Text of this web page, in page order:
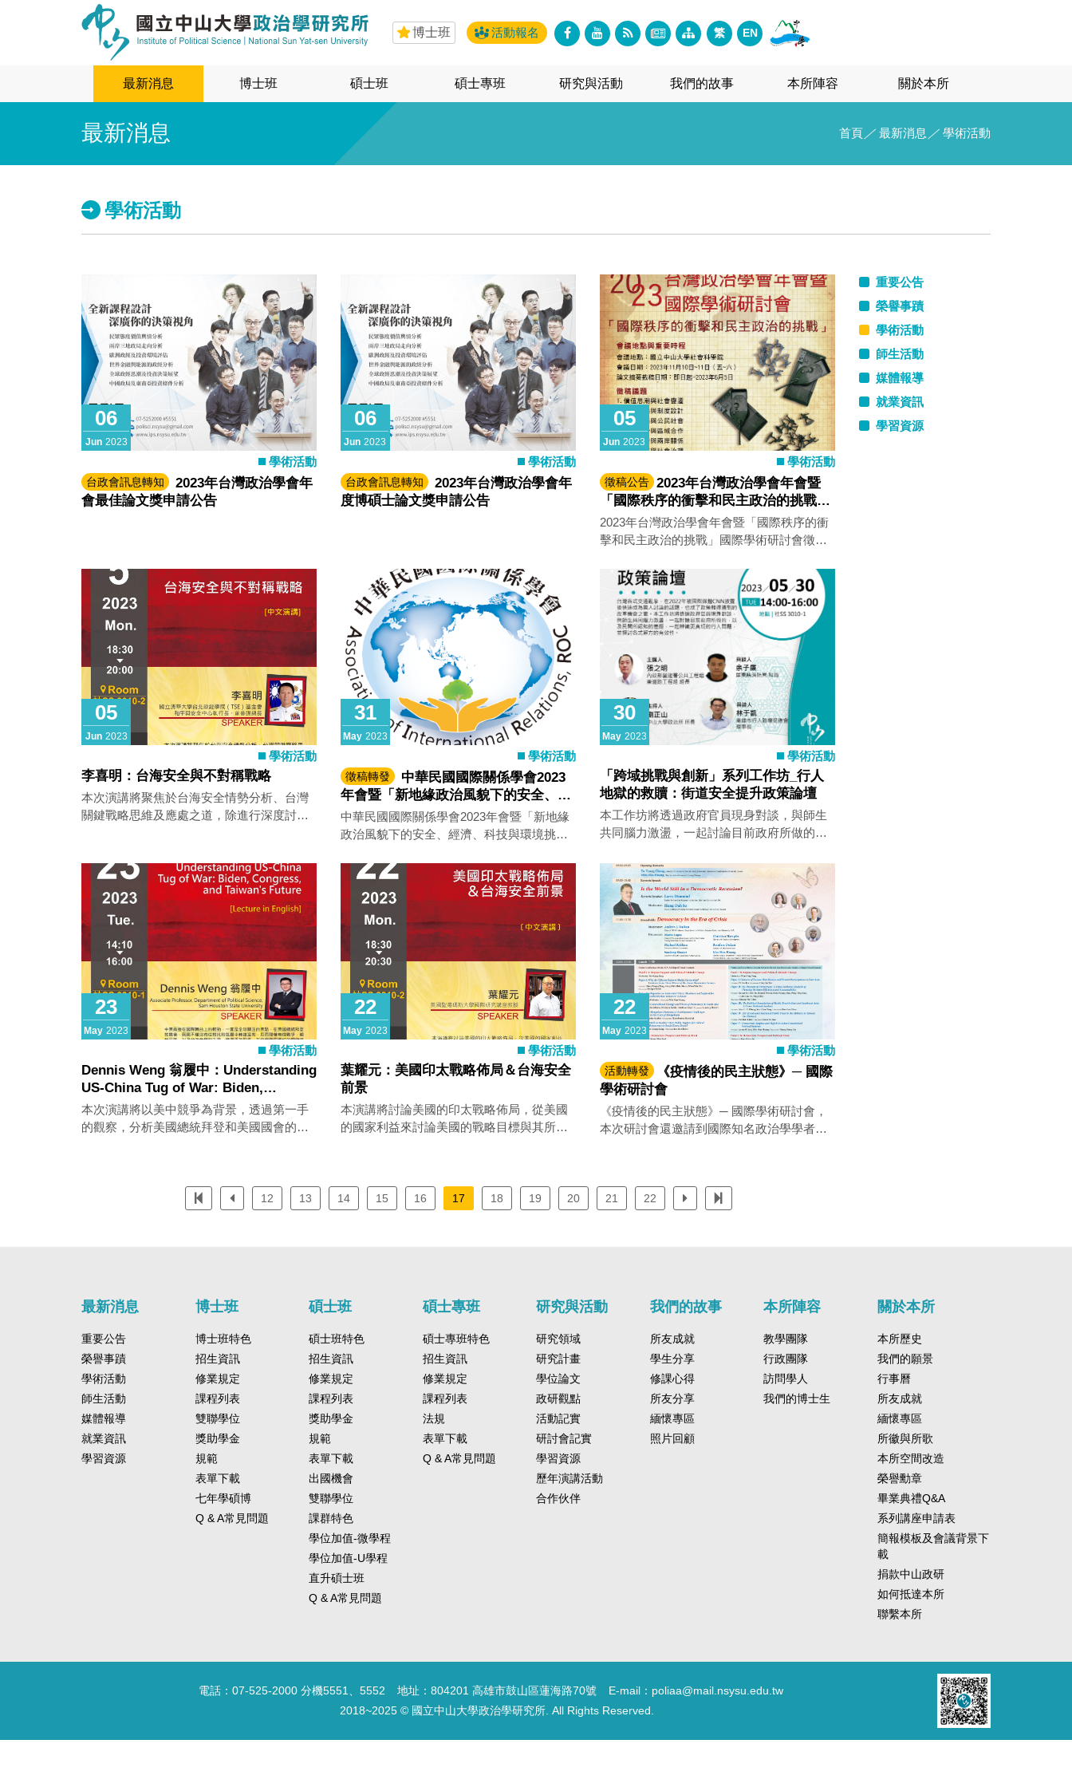
博士班 活動報名 繁 EN
最新消息 博士班 碩士班 碩士專班 研究與活動 我們的故事 本所陣容 關於本所
最新消息 首頁 ／ 最新消息 ／ 學術活動
學術活動
06
Jun 2023
學術活動
台政會訊息轉知
2023年台灣政治學會年
會最佳論文獎申請公告
06
Jun 2023
學術活動
台政會訊息轉知
2023年台灣政治學會年
度博碩士論文獎申請公告
05
Jun 2023
學術活動
徵稿公告 2023年台灣政治學會年會暨
「國際秩序的衝擊和民主政治的挑戰」
國際學術研討會
2023年台灣政治學會年會暨「國際秩序的衝
擊和民主政治的挑戰」國際學術研討會徵稿
05
Jun 2023
學術活動
李喜明：台海安全與不對稱戰略
本次演講將聚焦於台海安全情勢分析、台灣
關鍵戰略思維及應處之道，除進行深度討論
31
May 2023
學術活動
徵稿轉發
中華民國國際關係學會2023
年會暨「新地緣政治風貌下的安全、經
濟、科技與環境挑戰」國際學術研討會
徵稿公告
中華民國國際關係學會2023年會暨「新地緣
政治風貌下的安全、經濟、科技與環境挑
Environmental Challenges under the New
Geopolitical Landscape) 國際學術研討會 徵
稿公告。
30
May 2023
學術活動
「跨域挑戰與創新」系列工作坊_行人
地獄的救贖：街道安全提升政策論壇
本工作坊將透過政府官員現身對談，與師生
共同腦力激盪，一起討論目前政府所做的，
行人問題，並探討各式解方的有效性。
23
May 2023
學術活動
Dennis Weng 翁履中：Understanding
US-China Tug of War: Biden,
Congress, and Taiwan's Future
本次演講將以美中競爭為背景，透過第一手
的觀察，分析美國總統拜登和美國國會的政
22
May 2023
學術活動
葉耀元：美國印太戰略佈局＆台海安全
前景
本演講將討論美國的印太戰略佈局，從美國
的國家利益來討論美國的戰略目標與其所執
22
May 2023
學術活動
活動轉發
《疫情後的民主狀態》─ 國際
學術研討會
《疫情後的民主狀態》─ 國際學術研討會，
本次研討會還邀請到國際知名政治學學者史
12 13 14 15 16 17 18 19 20 21 22
重要公告
榮譽事蹟
學術活動
師生活動
媒體報導
就業資訊
學習資源
最新消息
重要公告
榮譽事蹟
學術活動
師生活動
媒體報導
就業資訊
學習資源
博士班
博士班特色
招生資訊
修業規定
課程列表
雙聯學位
獎助學金
規範
表單下載
七年學碩博
Q & A常見問題
碩士班
碩士班特色
招生資訊
修業規定
課程列表
獎助學金
規範
表單下載
出國機會
雙聯學位
課群特色
學位加值-微學程
學位加值-U學程
直升碩士班
Q & A常見問題
碩士專班
碩士專班特色
招生資訊
修業規定
課程列表
法規
表單下載
Q & A常見問題
研究與活動
研究領域
研究計畫
學位論文
政研觀點
活動記實
研討會記實
學習資源
歷年演講活動
合作伙伴
我們的故事
所友成就
學生分享
修課心得
所友分享
緬懷專區
照片回顧
本所陣容
教學團隊
行政團隊
訪問學人
我們的博士生
關於本所
本所歷史
我們的願景
行事曆
所友成就
緬懷專區
所徽與所歌
本所空間改造
榮譽勳章
畢業典禮Q&A
系列講座申請表
簡報模板及會議背景下
載
捐款中山政研
如何抵達本所
聯繫本所
電話：07-525-2000 分機5551、5552 地址：804201 高雄市鼓山區蓮海路70號
E-mail：poliaa@mail.nsysu.edu.tw
2018~2025 © 國立中山大學政治學研究所. All Rights Reserved.